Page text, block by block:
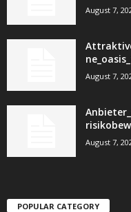
August 7,
August 7,
August 7,
POPULAR CATEGORY